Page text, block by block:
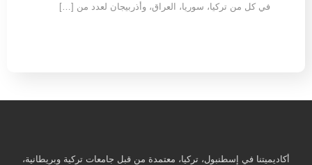
في كل من تركيا، سوريا، العراق، وأذربيجان لعدد من […]
أكاديميتنا في إسطنبول، تركيا، معتمدة من قبل جامعات تركية وبريطانية،